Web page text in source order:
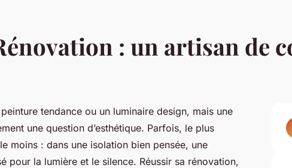
: un artisan de
tendance ou un luminaire design, mais une
une question d’esthétique. Parfois, le plus
moins : dans une isolation bien pensée, une
pour la lumière et le silence. Réussir sa rénovation,